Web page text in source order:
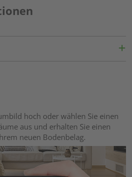
hoch oder wählen Sie einen
aus und erhalten Sie einen
neuen Bodenbelag.